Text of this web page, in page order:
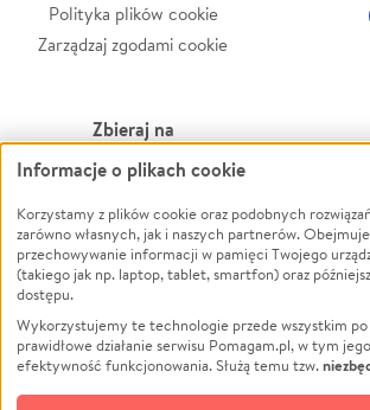
Polityka plików cookie
Zarządzaj zgodami cookie
Zbieraj na
Leczenie
Zwierzęta
Pożar
Ukraina
Pomoc Finansowa
Projekty
Pogrzeb
Informacje o plikach cookie
Korzystamy z plików cookie oraz podobnych
zarówno własnych, jak i naszych partnerów.
przechowywanie informacji w pamięci Twojego
(takiego jak np. laptop, tablet, smartfon) oraz
dostępu.
Wykorzystujemy te technologie przede wszystkim po
prawidłowe działanie serwisu Pomagam.pl, w tym
efektywność funkcjonowania. Służą temu tzw.